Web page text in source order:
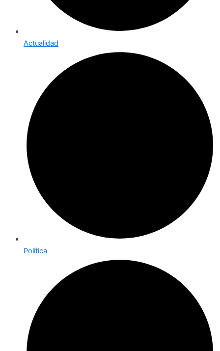
Actualidad
Política